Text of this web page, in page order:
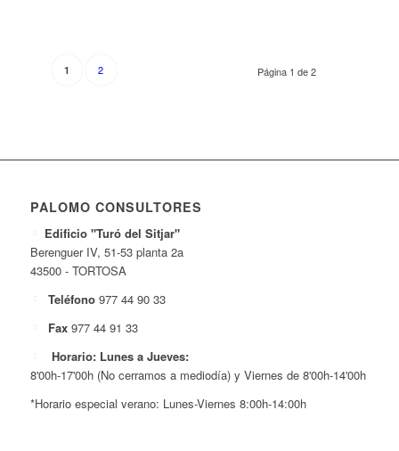
Página 1 de 2
1 2
PALOMO CONSULTORES
Edificio "Turó del Sitjar"
Berenguer IV, 51-53 planta 2a
43500 - TORTOSA
Teléfono 977 44 90 33
Fax 977 44 91 33
Horario: Lunes a Jueves:
8'00h-17'00h (No cerramos a mediodía) y Viernes de 8'00h-14'00h
*Horario especial verano: Lunes-Viernes 8:00h-14:00h